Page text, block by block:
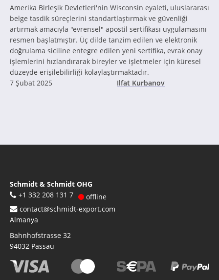
Amerika Birleşik Devletleri'nin Wisconsin eyaleti, uluslararası
belge tasdik süreçlerini standartlaştırmak ve güvenliği
artırmak amacıyla "evrensel" apostil sertifikası uygulamasını
resmen başlatmıştır. Üç dilde tanzim edilen ve elektronik
doğrulama siciline entegre edilen yeni sertifika, evrak onay
işlemlerini hızlandırarak bireyler ve işletmeler için küresel
düzeyde erişilebilirliği kolaylaştırmaktadır.
7 Şubat 2025
Ilfat Kurbanov
Schmidt & Schmidt OHG
+1 332 208 131 7
offline
contact@schmidt-export.com
Almanya
Bahnhofstrasse 32
94032 Passau